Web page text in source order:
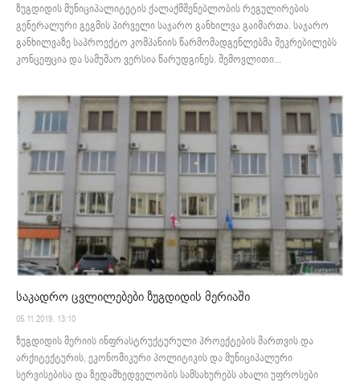
ზუგდიდის მუნიციპალიტეტის ქალაქმშენებლობის რეგულირების
გენერალური გეგმის პირველი საჯარო განხილვა გაიმართა. საჯარო
განხილვაზე საპროექტო კომპანიის წარმომადგენლებმა შეკრებილებს
კონცეფცია და სამუშაო ვერსია წარუდგინეს. შემოვლითი...
საკადრო ცვლილებები ზუგდიდის მერიაში
05.11.2019. 13:10
ზუგდიდის მერიის ინფრასტრუქტურული პროექტების მართვის და
არქიტექტურის, ეკონომიკური პოლიტიკის და მუნიციპალური
სერვისებისა და ზედამხედველობის სამსახურებს ახალი უფროსები